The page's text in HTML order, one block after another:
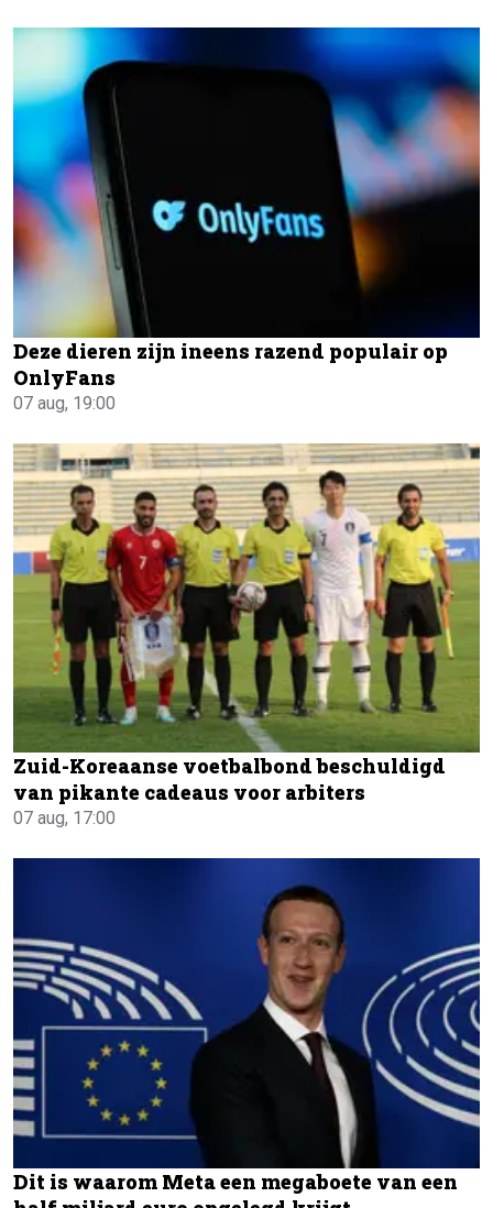
Deze dieren zijn ineens razend populair op
OnlyFans
07 aug, 19:00
Zuid-Koreaanse voetbalbond beschuldigd
van pikante cadeaus voor arbiters
07 aug, 17:00
Dit is waarom Meta een megaboete van een